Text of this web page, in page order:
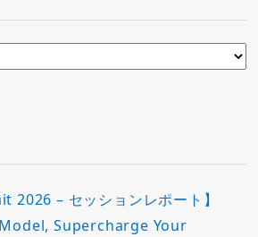
2026 – セッションレポート】
Supercharge Your